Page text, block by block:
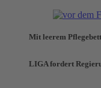
Mit leerem
LIGA fordert